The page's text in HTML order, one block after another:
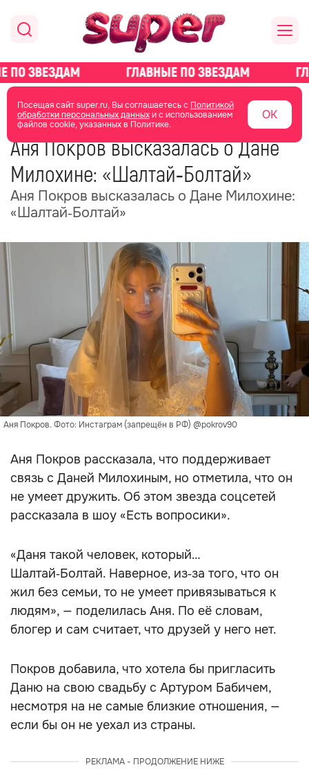
Посещая сайт super.ru, Вы соглашаетесь с Политикой
обработки персональных данныхи с использованием
файлов cookie, указанных в Политике.
ОК
главная новости о звездах новости
03 июня 17:24
Аня Покров высказалась о Дане
Милохине: «Шалтай‑Болтай»
Аня Покров высказалась о Дане Милохине:
«Шалтай‑Болтай»
Аня Покров. Фото: Инстаграм (запрещён в РФ) @pokrov90
Аня Покров рассказала, что поддерживает
связь с Даней Милохиным, но отметила, что он
не умеет дружить. Об этом звезда соцсетей
рассказала в шоу «Есть вопросики».
«Даня такой человек, который…
Шалтай‑Болтай. Наверное, из‑за того, что он
жил без семьи, то не умеет привязываться к
людям», — поделилась Аня. По её словам,
блогер и сам считает, что друзей у него нет.
Покров добавила, что хотела бы пригласить
Даню на свою свадьбу с Артуром Бабичем,
несмотря на не самые близкие отношения, —
если бы он не уехал из страны.
РЕКЛАМА - ПРОДОЛЖЕНИЕ НИЖЕ